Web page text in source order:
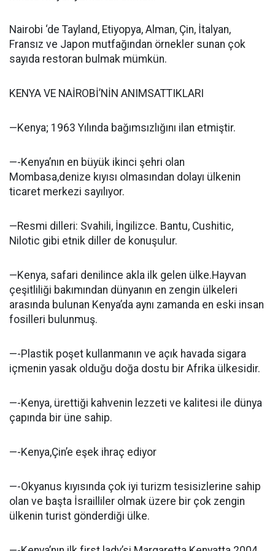
Nairobi ‘de Tayland, Etiyopya, Alman, Çin, İtalyan,
Fransız ve Japon mutfağından örnekler sunan çok
sayıda restoran bulmak mümkün.
KENYA VE NAİROBİ’NİN ANIMSATTIKLARI
—Kenya; 1963 Yılında bağımsızlığını ilan etmiştir.
—-Kenya’nın en büyük ikinci şehri olan
Mombasa,denize kıyısı olmasından dolayı ülkenin
ticaret merkezi sayılıyor.
—Resmi dilleri: Svahili, İngilizce. Bantu, Cushitic,
Nilotic gibi etnik diller de konuşulur.
—Kenya, safari denilince akla ilk gelen ülke.Hayvan
çeşitliliği bakımından dünyanın en zengin ülkeleri
arasında bulunan Kenya’da aynı zamanda en eski insan
fosilleri bulunmuş.
—-Plastik poşet kullanmanın ve açık havada sigara
içmenin yasak olduğu doğa dostu bir Afrika ülkesidir.
—-Kenya, ürettiği kahvenin lezzeti ve kalitesi ile dünya
çapında bir üne sahip.
—-Kenya,Çin’e eşek ihraç ediyor
—-Okyanus kıyısında çok iyi turizm tesisizlerine sahip
olan ve başta İsrailliler olmak üzere bir çok zengin
ülkenin turist gönderdiği ülke.